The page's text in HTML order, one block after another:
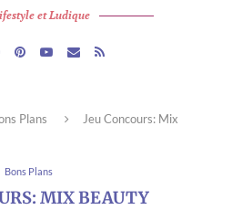
et Ludique
Plans
Jeu Concours: Mix
Bons Plans
MIX BEAUTY